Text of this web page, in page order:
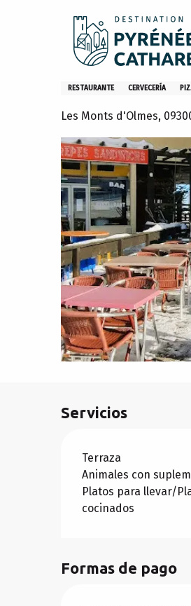
Inicio Permanezca en
Iceberg
RESTAURANTE CERVECERÍA
Les Monts d'Olmes,
Servicios
Terraza
Animales con
Platos para llevar/
cocinados
Formas de pago